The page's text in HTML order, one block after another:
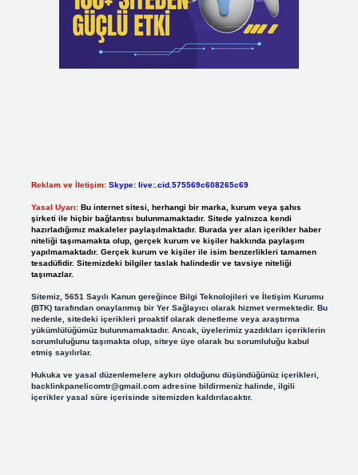
Reklam ve İletişim: Skype: live:.cid.575569c608265c69
Yasal Uyarı: Bu internet sitesi, herhangi bir marka, kurum veya şahıs
şirketi ile hiçbir bağlantısı bulunmamaktadır. Sitede yalnızca kendi
hazırladığımız makaleler paylaşılmaktadır. Burada yer alan içerikler haber
niteliği taşımamakta olup, gerçek kurum ve kişiler hakkında paylaşım
yapılmamaktadır. Gerçek kurum ve kişiler ile isim benzerlikleri tamamen
tesadüfidir. Sitemizdeki bilgiler taslak halindedir ve tavsiye niteliği
taşımazlar.
Sitemiz, 5651 Sayılı Kanun gereğince Bilgi Teknolojileri ve İletişim Kurumu
(BTK) tarafından onaylanmış bir Yer Sağlayıcı olarak hizmet vermektedir. Bu
nedenle, sitedeki içerikleri proaktif olarak denetleme veya araştırma
yükümlülüğümüz bulunmamaktadır. Ancak, üyelerimiz yazdıkları içeriklerin
sorumluluğunu taşımakta olup, siteye üye olarak bu sorumluluğu kabul
etmiş sayılırlar.
Hukuka ve yasal düzenlemelere aykırı olduğunu düşündüğünüz içerikleri,
backlinkpanelicomtr@gmail.comadresine bildirmeniz halinde, ilgili
içerikler yasal süre içerisinde sitemizden kaldırılacaktır.